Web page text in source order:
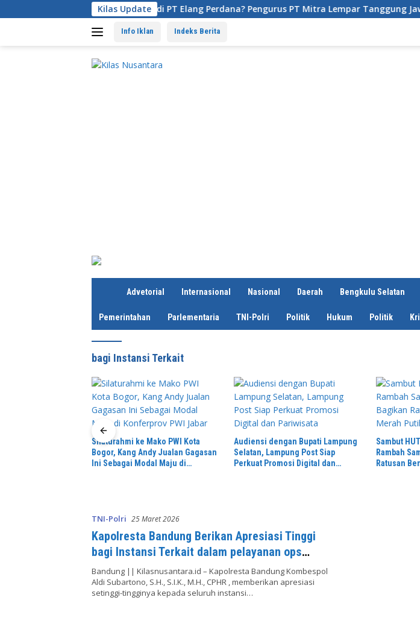
ke
Kilas Update
Ada Apa di PT Elang Perdana? Pengurus PT Mitra Lempar Tanggung Jawab ke Desa,
Info Iklan Indeks Berita
e
Advetorial Internasional Nasional Daerah Bengkulu Selatan
Pemerintahan Parlementaria TNI-Polri Politik Hukum Politik
bagi Instansi Terkait
Audiensi dengan Bupati Lampung
Selatan, Lampung Post Siap
Perkuat Promosi Digital dan
Sambut HUT RI Ke-81, Camat
Rambah Samo Sulaiman Bagikan
Ratusan Bendera Merah Putih ke
Hari
AKBP
TNI-Polri 25 Maret 2026
Kapolresta Bandung Berikan Apresiasi Tinggi
bagi Instansi Terkait dalam pelayanan ops
ketupat lodaya 2026
Bandung || Kilasnusantara.id – Kapolresta Bandung Kombespol
Aldi Subartono, S.H., S.I.K., M.H., CPHR , memberikan apresiasi
setinggi-tingginya kepada seluruh instansi…